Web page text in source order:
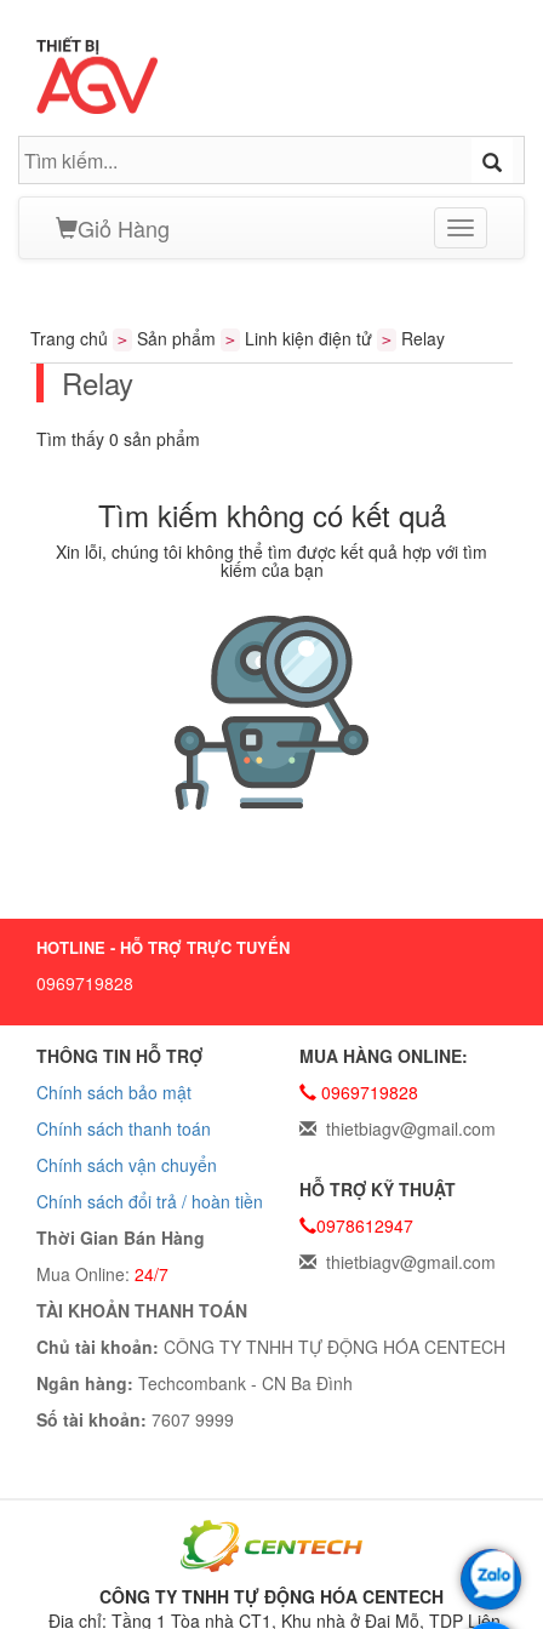
Toggle
navigation
Giỏ Hàng
Trang chủ > Sản phẩm > Linh kiện điện tử > Relay
Relay
Tìm thấy 0 sản phẩm
Tìm kiếm không có kết quả
Xin lỗi, chúng tôi không thể tìm được kết quả hợp với tìm
kiếm của bạn
HOTLINE - HỖ TRỢ TRỰC TUYẾN
0969719828
THÔNG TIN HỖ TRỢ
Chính sách bảo mật
Chính sách thanh toán
Chính sách vận chuyển
Chính sách đổi trả / hoàn tiền
Thời Gian Bán Hàng
Mua Online: 24/7
MUA HÀNG ONLINE:
0969719828
thietbiagv@gmail.com
HỖ TRỢ KỸ THUẬT
0978612947
thietbiagv@gmail.com
TÀI KHOẢN THANH TOÁN
Chủ tài khoản: CÔNG TY TNHH TỰ ĐỘNG HÓA CENTECH
Ngân hàng: Techcombank - CN Ba Đình
Số tài khoản: 7607 9999
CÔNG TY TNHH TỰ ĐỘNG HÓA CENTECH
Địa chỉ: Tầng 1 Tòa nhà CT1, Khu nhà ở Đại Mỗ, TDP Liên